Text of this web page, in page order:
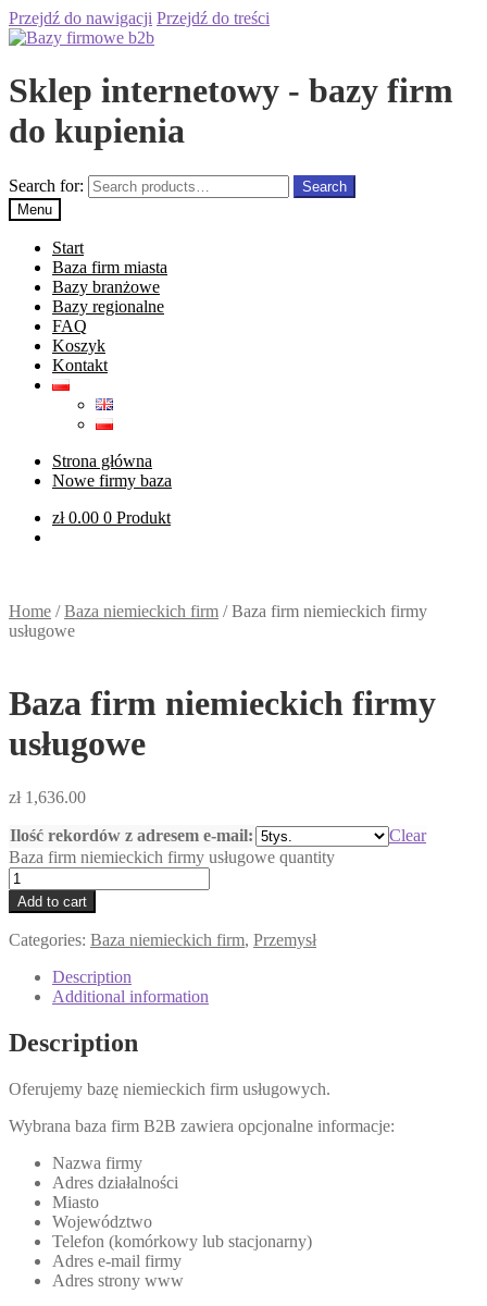
Przejdź do nawigacji Przejdź do treści
Sklep internetowy - bazy firm
do kupienia
Search for:
Search
Menu
Start
Baza firm miasta
Bazy branżowe
Bazy regionalne
FAQ
Koszyk
Kontakt
Strona główna
Nowe firmy baza
zł0.00 0 Produkt
Home /Baza niemieckich firm /Baza firm niemieckich firmy
usługowe
Baza firm niemieckich firmy
usługowe
zł1,636.00
Ilość rekordów z adresem e-mail:
Clear
Baza firm niemieckich firmy usługowe quantity
Add to cart
Categories: Baza niemieckich firm, Przemysł
Description
Additional information
Description
Oferujemy bazę niemieckich firm usługowych.
Wybrana baza firm B2B zawiera opcjonalne informacje:
Nazwa firmy
Adres działalności
Miasto
Województwo
Telefon (komórkowy lub stacjonarny)
Adres e-mail firmy
Adres strony www